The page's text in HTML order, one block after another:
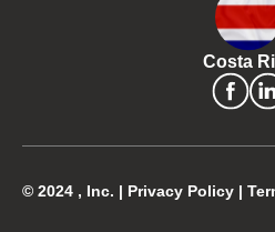
Costa
© 2024 , Inc. | Privacy Policy |